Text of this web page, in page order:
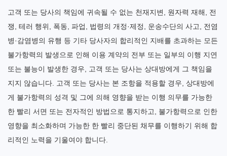
고객 또는 당사의 책임에 귀속될 수 없는 천재지변, 원자력 재해, 전
쟁, 테러 행위, 폭동, 파업, 법령의 개정·제정, 운송수단의 사고, 전염
병·감염병의 유행 등 기타 당사자의 합리적인 지배를 초과하는 모든
불가항력의 발생으로 인해 이용 계약의 전부 또는 일부의 이행 지연
또는 불능이 발생한 경우, 고객 또는 당사는 상대방에게 그 책임을
지지 않습니다. 고객 또는 당사는 본 조항을 적용할 경우, 상대방에
게 불가항력의 성격 및 그에 의해 영향을 받는 이행 의무를 가능한
한 빨리 서면 또는 전자적인 방법으로 통지하고, 불가항력으로 인한
영향을 최소화하며 가능한 한 빨리 중단된 채무를 이행하기 위해 합
리적인 노력을 기울여야 합니다.